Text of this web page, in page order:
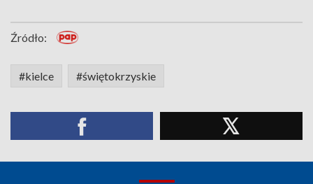
Źródło:
#kielce #świętokrzyskie